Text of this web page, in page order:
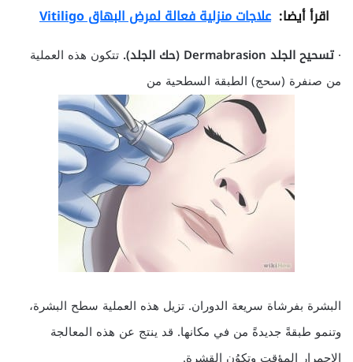
اقرأ أيضا: علاجات منزلية فعالة لمرض البهاق Vitiligo
· تسحيح الجلد Dermabrasion (حك الجلد). تتكون هذه العملية
من صنفرة (سحج) الطبقة السطحية من
البشرة بفرشاة سريعة الدوران. تزيل هذه العملية سطح البشرة،
وتنمو طبقةً جديدةً من في مكانها. قد ينتج عن هذه المعالجة